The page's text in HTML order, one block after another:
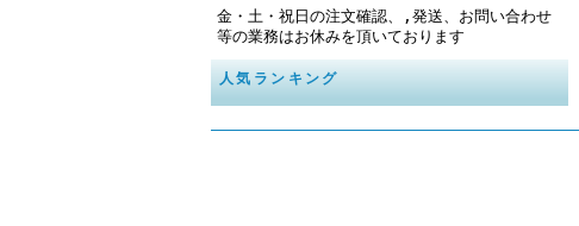
金・土・祝日の注文確認、,発送、お問い合わせ
等の業務はお休みを頂いております
人気ランキング